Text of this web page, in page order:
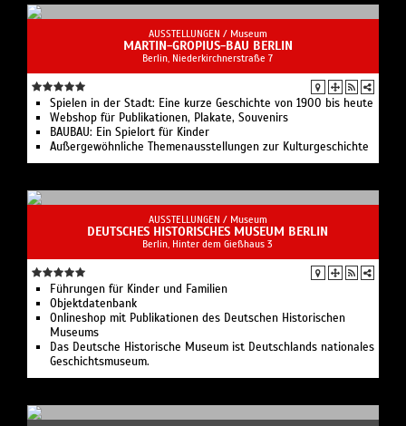
AUSSTELLUNGEN / Museum
MARTIN-GROPIUS-BAU BERLIN
Berlin, Niederkirchnerstraße 7
Spielen in der Stadt: Eine kurze Geschichte von 1900 bis heute
Webshop für Publikationen, Plakate, Souvenirs
BAUBAU: Ein Spielort für Kinder
Außergewöhnliche Themenausstellungen zur Kulturgeschichte
AUSSTELLUNGEN / Museum
DEUTSCHES HISTORISCHES MUSEUM BERLIN
Berlin, Hinter dem Gießhaus 3
Führungen für Kinder und Familien
Objektdatenbank
Onlineshop mit Publikationen des Deutschen Historischen
Museums
Das Deutsche Historische Museum ist Deutschlands nationales
Geschichtsmuseum.